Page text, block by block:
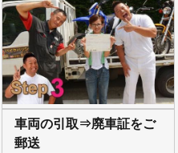
車両の引取⇒廃車証をご
郵送